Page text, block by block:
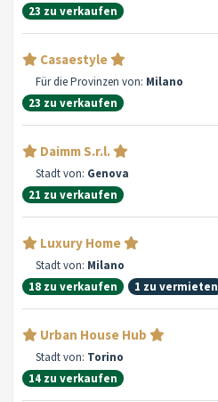
23 zu verkaufen
Casaestyle
Für die Provinzen von: Milano
23 zu verkaufen
Daimm S.r.l.
Stadt von: Genova
21 zu verkaufen
Luxury Home
Stadt von: Milano
18 zu verkaufen
1 zu vermieten
Urban House Hub
Stadt von: Torino
14 zu verkaufen